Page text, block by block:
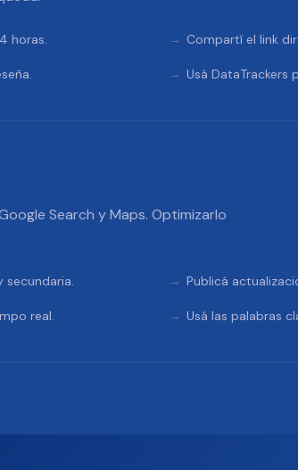
horas. Compartí el link
Usá DataTrackers
Search y Maps. Optimizarlo
secundaria. Publicá
real. Usá las palabras